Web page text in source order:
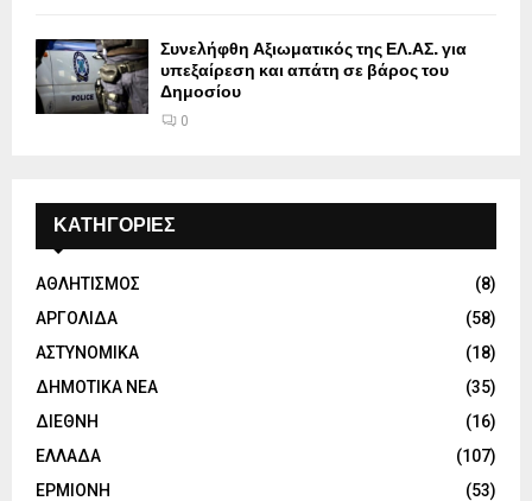
Συνελήφθη Αξιωματικός της ΕΛ.ΑΣ. για
υπεξαίρεση και απάτη σε βάρος του
Δημοσίου
0
ΚΑΤΗΓΟΡΙΕΣ
ΑΘΛΗΤΙΣΜΟΣ
(8)
ΑΡΓΟΛΙΔΑ
(58)
ΑΣΤΥΝΟΜΙΚΑ
(18)
ΔΗΜΟΤΙΚΑ ΝΕΑ
(35)
ΔΙΕΘΝΗ
(16)
ΕΛΛΑΔΑ
(107)
ΕΡΜΙΟΝΗ
(53)